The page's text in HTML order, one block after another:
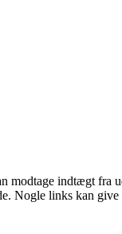
indtægt fra
Nogle links kan